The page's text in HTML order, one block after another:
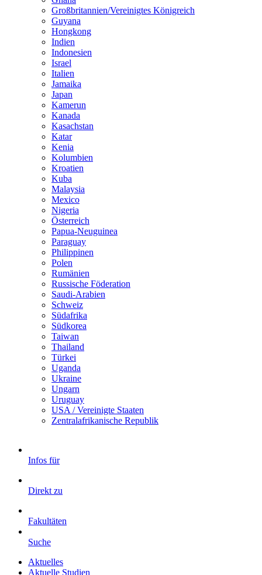
Großbritannien/Vereinigtes Königreich
Guyana
Hongkong
Indien
Indonesien
Israel
Italien
Jamaika
Japan
Kamerun
Kanada
Kasachstan
Katar
Kenia
Kolumbien
Kroatien
Kuba
Malaysia
Mexico
Nigeria
Österreich
Papua-Neuguinea
Paraguay
Philippinen
Polen
Rumänien
Russische Föderation
Saudi-Arabien
Schweiz
Südafrika
Südkorea
Taiwan
Thailand
Türkei
Uganda
Ukraine
Ungarn
Uruguay
USA / Vereinigte Staaten
Zentralafrikanische Republik
Infos für
Direkt zu
Fakultäten
Suche
Aktuelles
Aktuelle Studien